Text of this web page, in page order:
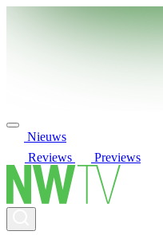
Nieuws
Reviews
Previews